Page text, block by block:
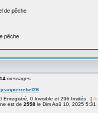
de pêche
pêche
messages
jeanpierrebel26
Enregistré, 0 Invisible et 296 Invités [
est de 2558 le Dim Aoû 10, 2025 5:31